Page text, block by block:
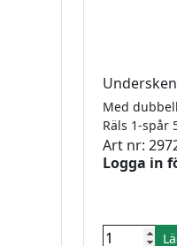
Med
Räls 1-spår
Art nr:
Logga in